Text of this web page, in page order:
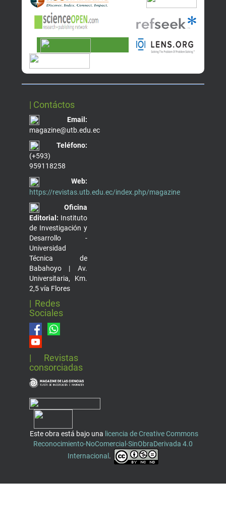
| Contáctos
Email:
magazine@utb.edu.ec
Teléfono:
(+593)
959118258
Web:
https://revistas.utb.edu.ec/index.php/magazine
Oficina
Editorial: Instituto
de Investigación y
Desarrollo -
Universidad
Técnica de
Babahoyo | Av.
Universitaria, Km.
2,5 vía Flores
| Redes
Sociales
| Revistas
consorciadas
Este obra está bajo una licencia de Creative Commons
Reconocimiento-NoComercial-SinObraDerivada 4.0
Internacional .